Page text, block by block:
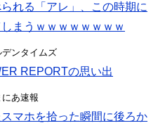
れる「アレ」、この時期に
まうｗｗｗｗｗｗｗｗ
ンタイムズ
REPORTの思い出
あ速報
スマホを拾った瞬間に後ろか